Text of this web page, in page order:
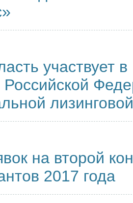
участвует
Российской
на второй
2017 года